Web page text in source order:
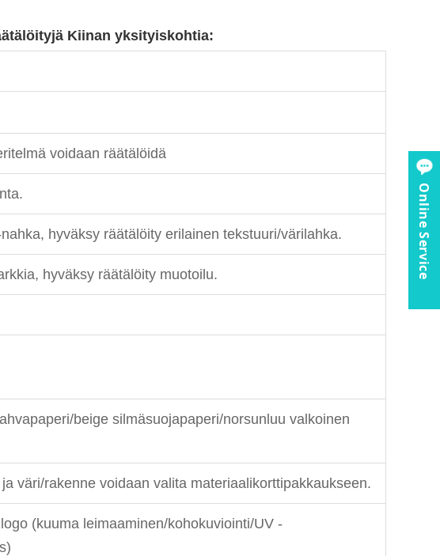
Kiinan yksityiskohtia:
voidaan räätälöidä
hyväksy räätälöity erilainen tekstuuri/värilahka.
hyväksy räätälöity muotoilu.
beige silmäsuojapaperi/norsunluu valkoinen
väri/rakenne voidaan valita materiaalikorttipakkaukseen.
(kuuma leimaaminen/kohokuviointi/UV -
Online Service